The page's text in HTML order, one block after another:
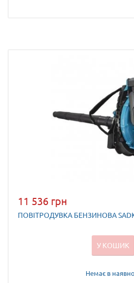
11 536 грн
ПОВІТРОДУВКА БЕНЗИНОВА
У КОШИК
Немає в